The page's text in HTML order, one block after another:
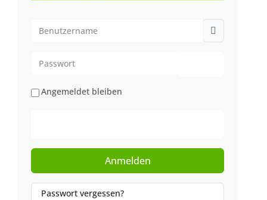
Angemeldet bleiben
Anmelden
Passwort vergessen?